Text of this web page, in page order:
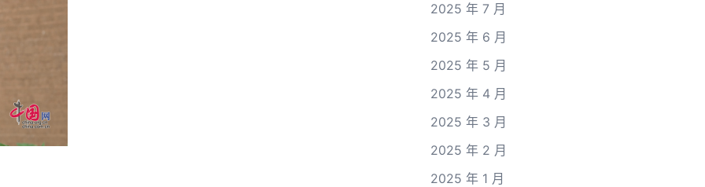
2025 年 7 月
2025 年 6 月
2025 年 5 月
2025 年 4 月
2025 年 3 月
2025 年 2 月
2025 年 1 月